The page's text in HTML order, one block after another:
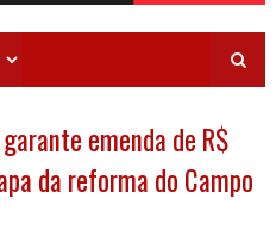
emenda de R$
da reforma do Campo